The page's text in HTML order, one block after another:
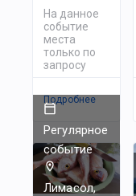
На данное
событие
места
только по
запросу
Подробнее
Регулярное
событие
Лимасол,